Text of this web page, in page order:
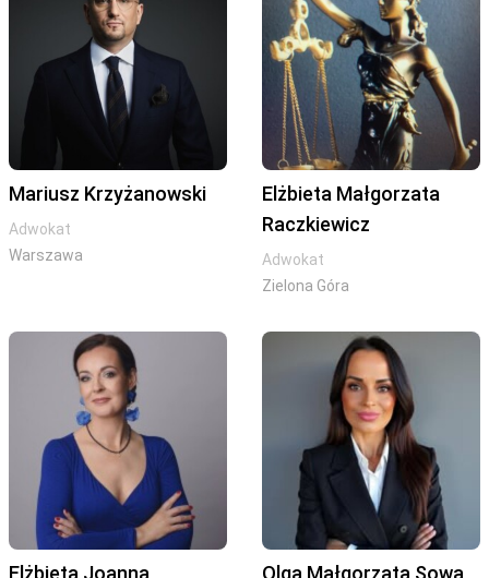
Mariusz Krzyżanowski
Adwokat
Warszawa
Elżbieta Małgorzata
Raczkiewicz
Adwokat
Zielona Góra
Elżbieta Joanna
Olga Małgorzata Sowa